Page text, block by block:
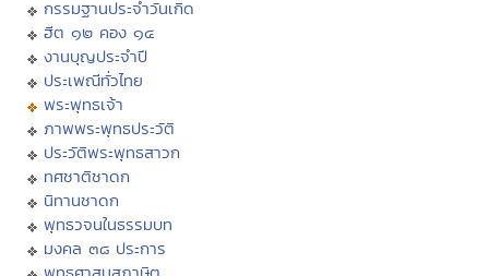
กรรมฐานประจำวันเกิด
ฮีต ๑๒ คอง ๑๔
งานบุญประจำปี
ประเพณีทั่วไทย
พระพุทธเจ้า
ภาพพระพุทธประวัติ
ประวัติพระพุทธสาวก
ทศชาติชาดก
นิทานชาดก
พุทธวจนในธรรมบท
มงคล ๓๘ ประการ